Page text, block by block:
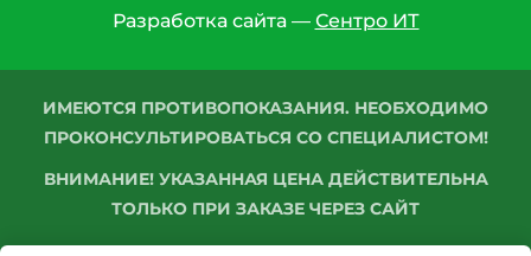
Разработка сайта — Сентро ИТ
ИМЕЮТСЯ ПРОТИВОПОКАЗАНИЯ. НЕОБХОДИМО
ПРОКОНСУЛЬТИРОВАТЬСЯ СО СПЕЦИАЛИСТОМ!
ВНИМАНИЕ! УКАЗАННАЯ ЦЕНА ДЕЙСТВИТЕЛЬНА
ТОЛЬКО ПРИ ЗАКАЗЕ ЧЕРЕЗ САЙТ